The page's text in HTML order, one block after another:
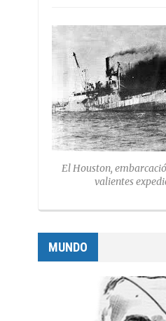
El Houston,
valientes
MUNDO